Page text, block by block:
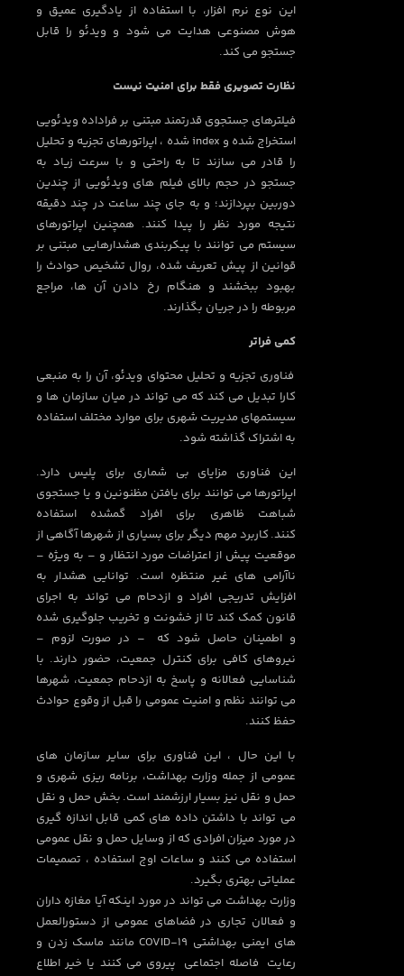
این نوع نرم افزار، با استفاده از یادگیری عمیق و
هوش مصنوعی هدایت می شود و ویدئو را قابل
جستجو می کند.
نظارت تصویری فقط برای امنیت نیست
فیلترهای جستجوی قدرتمند مبتنی بر فراداده ویدئویی
استخراج شده و index شده ، اپراتورهای تجزیه و تحلیل
را قادر می سازند تا به راحتی و با سرعت زیاد به
جستجو در حجم بالای فیلم های ویدئویی از چندین
دوربین بپردازند؛ و به جای چند ساعت در چند دقیقه
نتیجه مورد نظر را پیدا کنند. همچنین اپراتورهای
سیستم می توانند با پیکربندی هشدارهایی مبتنی بر
قوانین از پیش تعریف شده، روال تشخیص حوادث را
بهبود ببخشند و هنگام رخ دادن آن ها، مراجع
مربوطه را در جریان بگذارند.
کمی فراتر
فناوری تجزیه و تحلیل محتوای ویدئو، آن را به منبعی
کارا تبدیل می کند که می تواند در میان سازمان ها و
سیستمهای مدیریت شهری برای موارد مختلف استفاده
به اشتراک گذاشته شود.
این فناوری مزایای بی شماری برای پلیس دارد.
اپراتورها می توانند برای یافتن مظنونین و یا جستجوی
شباهت ظاهری برای افراد گمشده استفاده
کنند. کاربرد مهم دیگر برای بسیاری از شهرها آگاهی از
موقعیت پیش از اعتراضات مورد انتظار و – به ویژه –
ناآرامی های غیر منتظره است. توانایی هشدار به
افزایش تدریجی افراد و ازدحام می تواند به اجرای
قانون کمک کند تا از خشونت و تخریب جلوگیری شده
و اطمینان حاصل شود که – در صورت لزوم –
نیروهای کافی برای کنترل جمعیت، حضور دارند. با
شناسایی فعالانه و پاسخ به ازدحام جمعیت، شهرها
می توانند نظم و امنیت عمومی را قبل از وقوع حوادث
حفظ کنند.
با این حال ، این فناوری برای سایر سازمان های
عمومی از جمله وزارت بهداشت، برنامه ریزی شهری و
حمل و نقل نیز بسیار ارزشمند است. بخش حمل و نقل
می تواند با داشتن داده های کمی قابل اندازه گیری
در مورد میزان افرادی که از وسایل حمل و نقل عمومی
استفاده می کنند و ساعات اوج استفاده ، تصمیمات
عملیاتی بهتری بگیرد.
وزارت بهداشت می تواند در مورد اینکه آیا مغازه داران
و فعالان تجاری در فضاهای عمومی از دستورالعمل
های ایمنی بهداشتی COVID-19 مانند ماسک زدن و
رعایت فاصله اجتماعی پیروی می کنند یا خیر اطلاع